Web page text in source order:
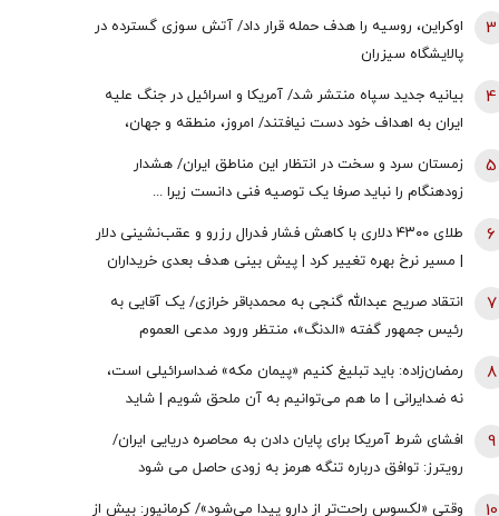
اوکراین، روسیه را هدف حمله قرار داد/ آتش سوزی گسترده در
پالایشگاه سیزران
3
بیانیه جدید سپاه منتشر شد/ آمریکا و اسرائیل در جنگ علیه
ایران به اهداف خود دست نیافتند/ امروز، منطقه و جهان،
4
زمستان سرد و سخت در انتظار این مناطق ایران/ هشدار
زودهنگام را نباید صرفا یک توصیه فنی دانست زیرا ...
5
طلای ۴۳۰۰ دلاری با کاهش فشار فدرال رزرو و عقب‌نشینی دلار
| مسیر نرخ بهره تغییر کرد | پیش بینی هدف بعدی خریداران
6
انتقاد صریح عبدالله گنجی به محمدباقر خرازی/ یک آقایی به
رئیس جمهور گفته «الدنگ»، منتظر ورود مدعی العموم
قوه قضائیه ورود نمی‌کند؟
7
رمضان‌زاده: باید تبلیغ کنیم «پیمان مکه» ضداسرائیلی است،
نه ضدایرانی | ما هم می‌توانیم به آن ملحق شویم | شاید
8
افشای شرط آمریکا برای پایان دادن به محاصره دریایی ایران/
رویترز: توافق درباره تنگه هرمز به زودی حاصل می شود
9
وقتی «لکسوس راحت‌تر از دارو پیدا می‌شود»/ کرمانپور: بیش از
10